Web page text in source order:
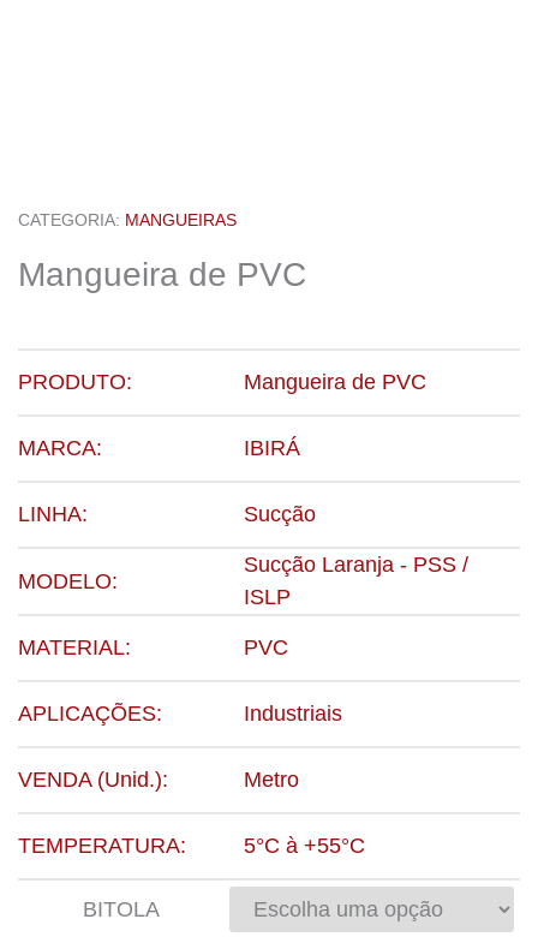
CATEGORIA: MANGUEIRAS
Mangueira de PVC
PRODUTO: Mangueira de PVC
MARCA: IBIRÁ
LINHA: Sucção
MODELO:
Sucção Laranja - PSS /
ISLP
MATERIAL: PVC
APLICAÇÕES: Industriais
VENDA (Unid.): Metro
TEMPERATURA: 5°C à +55°C
BITOLA